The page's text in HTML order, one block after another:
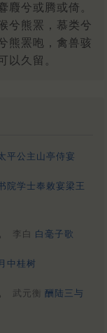
麚兮或腾或倚。
兮熊罴，慕类兮
熊罴咆，禽兽骇
以久留。
平公主山亭侍宴
院学士奉敕宴梁王
李白 白毫子歌
中桂树
武元衡 酬陆三与